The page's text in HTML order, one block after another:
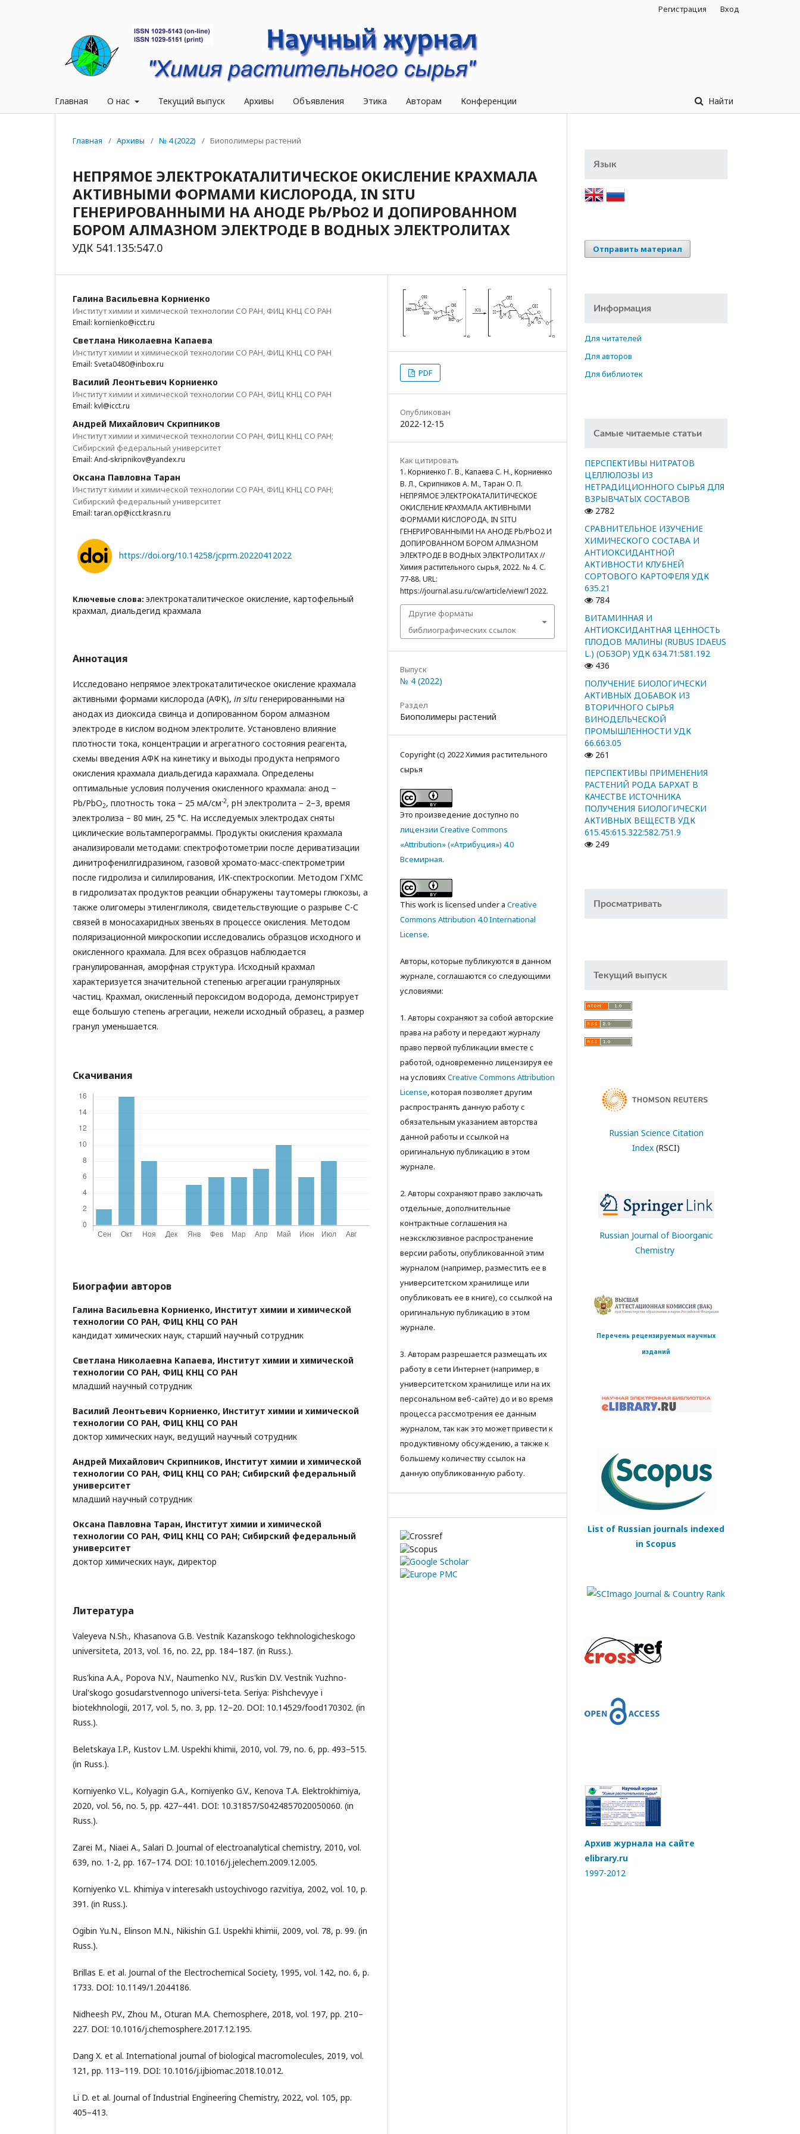
Главная О нас Текущий выпуск Архивы Объявления Этика Авторам Конференции Найти
Регистрация Вход
Главная / Архивы / № 4 (2022) / Биополимеры растений
НЕПРЯМОЕ ЭЛЕКТРОКАТАЛИТИЧЕСКОЕ ОКИСЛЕНИЕ КРАХМАЛА
АКТИВНЫМИ ФОРМАМИ КИСЛОРОДА, IN SITU
ГЕНЕРИРОВАННЫМИ НА АНОДЕ Pb/PbO2 И ДОПИРОВАННОМ
БОРОМ АЛМАЗНОМ ЭЛЕКТРОДЕ В ВОДНЫХ ЭЛЕКТРОЛИТАХ
УДК 541.135:547.0
Галина Васильевна Корниенко
Институт химии и химической технологии СО РАН, ФИЦ КНЦ СО РАН
Email: kornienko@icct.ru
Светлана Николаевна Капаева
Институт химии и химической технологии СО РАН, ФИЦ КНЦ СО РАН
Email: Sveta0480@inbox.ru
Василий Леонтьевич Корниенко
Институт химии и химической технологии СО РАН, ФИЦ КНЦ СО РАН
Email: kvl@icct.ru
Андрей Михайлович Скрипников
Институт химии и химической технологии СО РАН, ФИЦ КНЦ СО РАН;
Сибирский федеральный университет
Email: And-skripnikov@yandex.ru
Оксана Павловна Таран
Институт химии и химической технологии СО РАН, ФИЦ КНЦ СО РАН;
Сибирский федеральный университет
Email: taran.op@icct.krasn.ru
https://doi.org/10.14258/jcprm.20220412022
Ключевые слова: электрокаталитическое окисление, картофельный
крахмал, диальдегид крахмала
Аннотация
Исследовано непрямое электрокаталитическое окисление крахмала
активными формами кислорода (АФК), in situ генерированными на
анодах из диоксида свинца и допированном бором алмазном
электроде в кислом водном электролите. Установлено влияние
плотности тока, концентрации и агрегатного состояния реагента,
схемы введения АФК на кинетику и выходы продукта непрямого
окисления крахмала диальдегида карахмала. Определены
оптимальные условия получения окисленного крахмала: анод −
Pb/PbO2, плотность тока – 25 мА/см-2, рН электролита – 2–3, время
электролиза – 80 мин, 25 °С. На исследуемых электродах сняты
циклические вольтамперограммы. Продукты окисления крахмала
анализировали методами: спектрофотометрии после дериватизации
динитрофенилгидразином, газовой хромато-масс-спектрометрии
после гидролиза и силилирования, ИК-спектроскопии. Методом ГХМС
в гидролизатах продуктов реакции обнаружены таутомеры глюкозы, а
также олигомеры этиленгликоля, свидетельствующие о разрыве С-С
связей в моносахаридных звеньях в процессе окисления. Методом
поляризационной микроскопии исследовались образцов исходного и
окисленного крахмала. Для всех образцов наблюдается
гранулированная, аморфная структура. Исходный крахмал
характеризуется значительной степенью агрегации гранулярных
частиц. Крахмал, окисленный пероксидом водорода, демонстрирует
еще большую степень агрегации, нежели исходный образец, а размер
гранул уменьшается.
Скачивания
Биографии авторов
Галина Васильевна Корниенко, Институт химии и химической
технологии СО РАН, ФИЦ КНЦ СО РАН
кандидат химических наук, старший научный сотрудник
Светлана Николаевна Капаева, Институт химии и химической
технологии СО РАН, ФИЦ КНЦ СО РАН
младший научный сотрудник
Василий Леонтьевич Корниенко, Институт химии и химической
технологии СО РАН, ФИЦ КНЦ СО РАН
доктор химических наук, ведущий научный сотрудник
Андрей Михайлович Скрипников, Институт химии и химической
технологии СО РАН, ФИЦ КНЦ СО РАН; Сибирский федеральный
университет
младший научный сотрудник
Оксана Павловна Таран, Институт химии и химической
технологии СО РАН, ФИЦ КНЦ СО РАН; Сибирский федеральный
университет
доктор химических наук, директор
Литература
Valeyeva N.Sh., Khasanova G.B. Vestnik Kazanskogo tekhnologicheskogo
universiteta, 2013, vol. 16, no. 22, pp. 184–187. (in Russ.).
Rus'kina A.A., Popova N.V., Naumenko N.V., Rus'kin D.V. Vestnik Yuzhno-
Ural'skogo gosudarstvennogo universi-teta. Seriya: Pishchevyye i
biotekhnologii, 2017, vol. 5, no. 3, pp. 12–20. DOI: 10.14529/food170302. (in
Russ.).
Beletskaya I.P., Kustov L.M. Uspekhi khimii, 2010, vol. 79, no. 6, pp. 493–515.
(in Russ.).
Korniyenko V.L., Kolyagin G.A., Korniyenko G.V., Kenova T.A. Elektrokhimiya,
2020, vol. 56, no. 5, pp. 427–441. DOI: 10.31857/S0424857020050060. (in
Russ.).
Zarei M., Niaei А., Salari D. Journal of electroanalytical chemistry, 2010, vol.
639, no. 1-2, pp. 167–174. DOI: 10.1016/j.jelechem.2009.12.005.
Korniyenko V.L. Khimiya v interesakh ustoychivogo razvitiya, 2002, vol. 10, p.
391. (in Russ.).
Ogibin Yu.N., Elinson M.N., Nikishin G.I. Uspekhi khimii, 2009, vol. 78, p. 99. (in
Russ.).
Brillas E. et al. Journal of the Electrochemical Society, 1995, vol. 142, no. 6, p.
1733. DOI: 10.1149/1.2044186.
Nidheesh P.V., Zhou M., Oturan M.A. Chemosphere, 2018, vol. 197, pp. 210–
227. DOI: 10.1016/j.chemosphere.2017.12.195.
Dang X. et al. International journal of biological macromolecules, 2019, vol.
121, pp. 113–119. DOI: 10.1016/j.ijbiomac.2018.10.012.
Li D. et al. Journal of Industrial Engineering Chemistry, 2022, vol. 105, pp.
405–413.
PDF
Опубликован
2022-12-15
Как цитировать
1. Корниенко Г. В., Капаева С. Н., Корниенко
В. Л., Скрипников А. М., Таран О. П.
НЕПРЯМОЕ ЭЛЕКТРОКАТАЛИТИЧЕСКОЕ
ОКИСЛЕНИЕ КРАХМАЛА АКТИВНЫМИ
ФОРМАМИ КИСЛОРОДА, IN SITU
ГЕНЕРИРОВАННЫМИ НА АНОДЕ Pb/PbO2 И
ДОПИРОВАННОМ БОРОМ АЛМАЗНОМ
ЭЛЕКТРОДЕ В ВОДНЫХ ЭЛЕКТРОЛИТАХ //
Химия растительного сырья, 2022. № 4. С.
77-88. URL:
https://journal.asu.ru/cw/article/view/12022.
Другие форматы
библиографических ссылок
Выпуск
№ 4 (2022)
Раздел
Биополимеры растений
Copyright (c) 2022 Химия растительного
сырья
Это произведение доступно по
лицензии Creative Commons
«Attribution» («Атрибуция») 4.0
Всемирная.
This work is licensed under a Creative
Commons Attribution 4.0 International
License.
Авторы, которые публикуются в данном
журнале, соглашаются со следующими
условиями:
1. Авторы сохраняют за собой авторские
права на работу и передают журналу
право первой публикации вместе с
работой, одновременно лицензируя ее
на условияхCreative Commons Attribution
License, которая позволяет другим
распространять данную работу с
обязательным указанием авторства
данной работы и ссылкой на
оригинальную публикацию в этом
журнале.
2. Авторы сохраняют право заключать
отдельные, дополнительные
контрактные соглашения на
неэксклюзивное распространение
версии работы, опубликованной этим
журналом (например, разместить ее в
университетском хранилище или
опубликовать ее в книге), со ссылкой на
оригинальную публикацию в этом
журнале.
3. Авторам разрешается размещать их
работу в сети Интернет (например, в
университетском хранилище или на их
персональном веб-сайте) до и во время
процесса рассмотрения ее данным
журналом, так как это может привести к
продуктивному обсуждению, а также к
большему количеству ссылок на
данную опубликованную работу.
Язык
Отправить материал
Информация
Для читателей
Для авторов
Для библиотек
Самые читаемые статьи
ПЕРСПЕКТИВЫ НИТРАТОВ
ЦЕЛЛЮЛОЗЫ ИЗ
НЕТРАДИЦИОННОГО СЫРЬЯ ДЛЯ
ВЗРЫВЧАТЫХ СОСТАВОВ
2782
СРАВНИТЕЛЬНОЕ ИЗУЧЕНИЕ
ХИМИЧЕСКОГО СОСТАВА И
АНТИОКСИДАНТНОЙ
АКТИВНОСТИ КЛУБНЕЙ
СОРТОВОГО КАРТОФЕЛЯ УДК
635.21
784
ВИТАМИННАЯ И
АНТИОКСИДАНТНАЯ ЦЕННОСТЬ
ПЛОДОВ МАЛИНЫ (RUBUS IDAEUS
L.) (ОБЗОР) УДК 634.71:581.192
436
ПОЛУЧЕНИЕ БИОЛОГИЧЕСКИ
АКТИВНЫХ ДОБАВОК ИЗ
ВТОРИЧНОГО СЫРЬЯ
ВИНОДЕЛЬЧЕСКОЙ
ПРОМЫШЛЕННОСТИ УДК
66.663.05
261
ПЕРСПЕКТИВЫ ПРИМЕНЕНИЯ
РАСТЕНИЙ РОДА БАРХАТ В
КАЧЕСТВЕ ИСТОЧНИКА
ПОЛУЧЕНИЯ БИОЛОГИЧЕСКИ
АКТИВНЫХ ВЕЩЕСТВ УДК
615.45:615.322:582.751.9
249
Просматривать
Текущий выпуск
Russian Science Citation
Index (RSCI)
Russian Journal of Bioorganic
Chemistry
Перечень рецензируемых научных
изданий
List of Russian journals indexed
in Scopus
Архив журнала на сайте
elibrary.ru
1997-2012